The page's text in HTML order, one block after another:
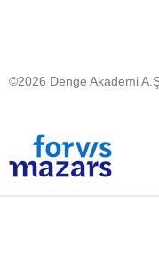
©2026 Denge Akademi